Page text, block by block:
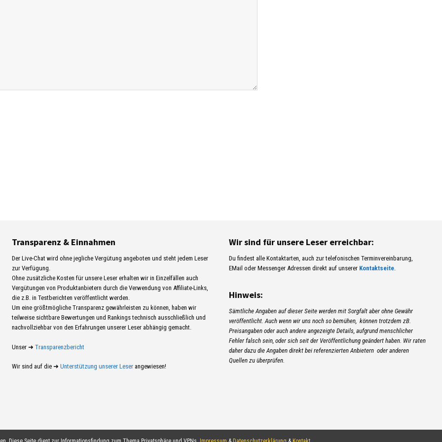
Transparenz & Einnahmen
Der Live-Chat wird ohne jegliche Vergütung angeboten und steht jedem Leser
zur Verfügung.
Ohne zusätzliche Kosten für unsere Leser erhalten wir in Einzelfällen auch
Vergütungen von Produktanbietern durch die Verwendung von Affiliate-Links,
die z.B. in Testberichten veröffentlicht werden.
Um eine größtmögliche Transparenz gewährleisten zu können, haben wir
teilweise sichtbare Bewertungen und Rankings technisch ausschließlich und
nachvollziehbar von den Erfahrungen unserer Leser abhängig gemacht.
Unser ➜ Transparenzbericht
Wir sind auf die ➜ Unterstützung unserer Leserangewiesen!
Wir sind für unsere Leser erreichbar:
Du findest alle Kontaktarten, auch zur telefonischen Terminvereinbarung,
EMail oder Messenger Adressen direkt auf unserer Kontaktseite.
Hinweis:
Sämtliche Angaben auf dieser Seite werden mit Sorgfalt aber ohne Gewähr
veröffentlicht. Auch wenn wir uns noch so bemühen, können trotzdem zB.
Preisangaben oder auch andere angezeigte Details, aufgrund menschlicher
Fehler falsch sein, oder sich seit der Veröffentlichung geändert haben. Wir raten
daher dazu die Angaben direkt bei referenzierten Anbietern oder anderen
Quellen zu überprüfen.
verwenden oder 83%